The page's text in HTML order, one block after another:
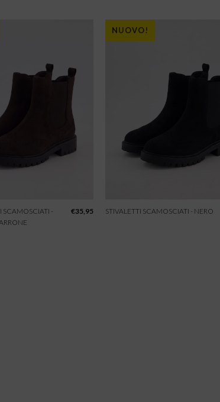
SCAMOSCIATI -
€35,95
NUOVO!
STIVALETTI SCAMOSCIATI - NERO